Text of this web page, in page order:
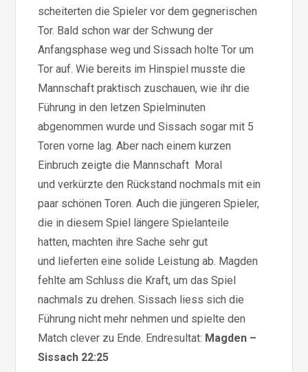
scheiterten die Spieler vor dem gegnerischen
Tor. Bald schon war der Schwung der
Anfangsphase weg und Sissach holte Tor um
Tor auf. Wie bereits im Hinspiel musste die
Mannschaft praktisch zuschauen, wie ihr die
Führung in den letzen Spielminuten
abgenommen wurde und Sissach sogar mit 5
Toren vorne lag. Aber nach einem kurzen
Einbruch zeigte die Mannschaft Moral
und verkürzte den Rückstand nochmals mit ein
paar schönen Toren. Auch die jüngeren Spieler,
die in diesem Spiel längere Spielanteile
hatten, machten ihre Sache sehr gut
und lieferten eine solide Leistung ab. Magden
fehlte am Schluss die Kraft, um das Spiel
nachmals zu drehen. Sissach liess sich die
Führung nicht mehr nehmen und spielte den
Match clever zu Ende. Endresultat: Magden –
Sissach 22:25